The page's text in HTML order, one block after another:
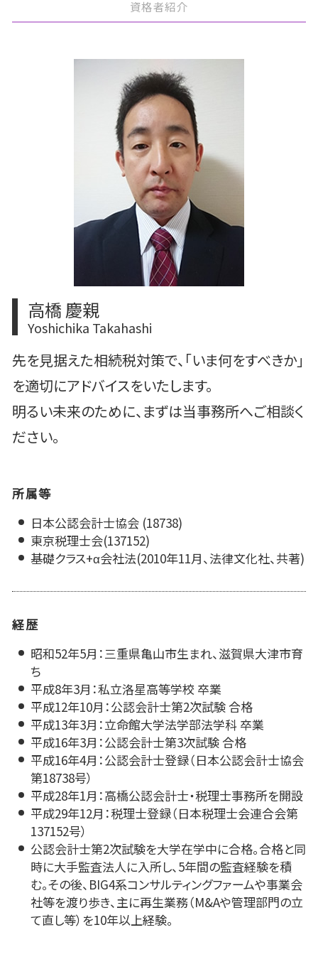
事業承継税制 要件
公認会計士 税務顧問
顧問契約 相場 税理士
税務顧問 相場
上場準備 内部統制
上場 ipo 違い
m&a 売りたい
m&a 株式譲渡
会社分割 メリット
m&a 公認会計士
m&a とは わかりやすく
豊島区 上場準備
港区 相続税申告
文京区 上場準備
中央区 買収監査
文京区 買収監査
豊島区 買収監査
中央区 相続対策
中央区 相続税申告
中央区 顧問契約
資格者紹介
高橋 慶親
Yoshichika Takahashi
先を見据えた相続税対策で、「いま何をすべきか」
を適切にアドバイスをいたします。
明るい未来のために、まずは当事務所へご相談く
ださい。
所属等
日本公認会計士協会 (18738)
東京税理士会(137152)
基礎クラス+α会社法(2010年11月、法律文化社、共著)
経歴
昭和52年5月：三重県亀山市生まれ、滋賀県大津市育
ち
平成8年3月：私立洛星高等学校 卒業
平成12年10月：公認会計士第2次試験 合格
平成13年3月：立命館大学法学部法学科 卒業
平成16年3月：公認会計士第3次試験 合格
平成16年4月：公認会計士登録（日本公認会計士協会
第18738号）
平成28年1月：高橋公認会計士・税理士事務所を開設
平成29年12月：税理士登録（日本税理士会連合会第
137152号）
公認会計士第2次試験を大学在学中に合格。合格と同
時に大手監査法人に入所し、5年間の監査経験を積
む。その後、BIG4系コンサルティングファームや事業会
社等を渡り歩き、主に再生業務（M&Aや管理部門の立
て直し等）を10年以上経験。